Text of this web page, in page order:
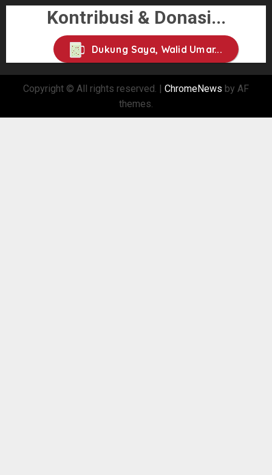
Kontribusi & Donasi...
Dukung Saya, Walid Umar...
Copyright © All rights reserved. | ChromeNews by AF
themes.